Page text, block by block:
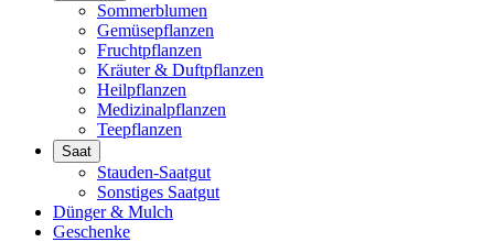
Sommerblumen
Gemüsepflanzen
Fruchtpflanzen
Kräuter & Duftpflanzen
Heilpflanzen
Medizinalpflanzen
Teepflanzen
Saat
Stauden-Saatgut
Sonstiges Saatgut
Dünger & Mulch
Geschenke